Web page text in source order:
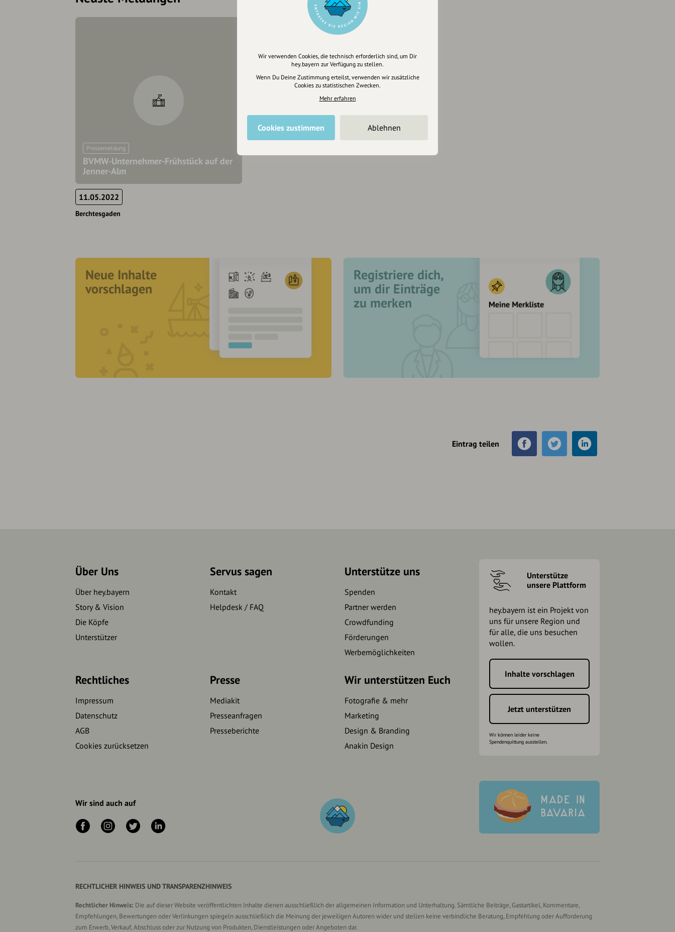
Pressemeldung
BVMW-Unternehmer-Frühstück auf der
Jenner-Alm
11.05.2022
Berchtesgaden
Neue Inhalte
vorschlagen
Registriere dich,
um dir Einträge
zu merken
Eintrag teilen
Über Uns
Über hey.bayern
Story & Vision
Die Köpfe
Unterstützer
Servus sagen
Kontakt
Helpdesk / FAQ
Unterstütze uns
Spenden
Partner werden
Crowdfunding
Förderungen
Werbemöglichkeiten
Rechtliches
Impressum
Datenschutz
AGB
Cookies zurücksetzen
Presse
Mediakit
Presseanfragen
Presseberichte
Wir unterstützen Euch
Fotografie & mehr
Marketing
Design & Branding
Anakin Design
Unterstütze
unsere Plattform
hey.bayern ist ein Projekt von
uns für unsere Region und
für alle, die uns besuchen
wollen.
Inhalte vorschlagen
Jetzt unterstützen
Wir können leider keine
Spendenquittung ausstellen.
Wir sind auch auf
RECHTLICHER HINWEIS UND TRANSPARENZHINWEIS
Rechtlicher Hinweis: Die auf dieser Website veröffentlichten Inhalte dienen ausschließlich der allgemeinen Information und Unterhaltung. Sämtliche Beiträge, Gastartikel, Kommentare,
Empfehlungen, Bewertungen oder Verlinkungen spiegeln ausschließlich die Meinung der jeweiligen Autoren wider und stellen keine verbindliche Beratung, Empfehlung oder Aufforderung
zum Erwerb, Verkauf, Abschluss oder zur Nutzung von Produkten, Dienstleistungen oder Angeboten dar.
Wir verwenden Cookies, die technisch erforderlich sind, um Dir
hey.bayern zur Verfügung zu stellen.
Wenn Du Deine Zustimmung erteilst, verwenden wir zusätzliche
Cookies zu statistischen Zwecken.
Mehr erfahren
Cookies zustimmen Ablehnen